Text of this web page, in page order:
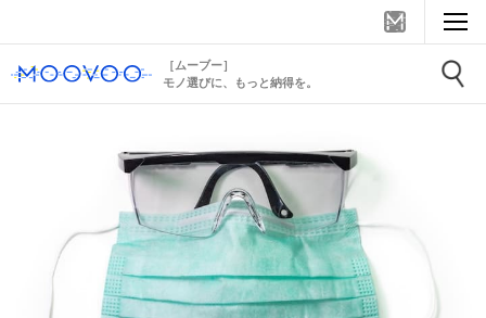
［ムーブー］
モノ選びに、もっと納得を。